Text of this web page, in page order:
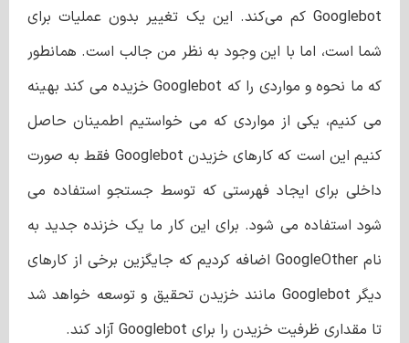
Googlebot کم می‌کند. این یک تغییر بدون عملیات برای
شما است، اما با این وجود به نظر من جالب است. همانطور
که ما نحوه و مواردی را که Googlebot خزیده می کند بهینه
می کنیم، یکی از مواردی که می خواستیم اطمینان حاصل
کنیم این است که کارهای خزیدن Googlebot فقط به صورت
داخلی برای ایجاد فهرستی که توسط جستجو استفاده می
شود استفاده می شود. برای این کار ما یک خزنده جدید به
نام GoogleOther اضافه کردیم که جایگزین برخی از کارهای
دیگر Googlebot مانند خزیدن تحقیق و توسعه خواهد شد
تا مقداری ظرفیت خزیدن را برای Googlebot آزاد کند.